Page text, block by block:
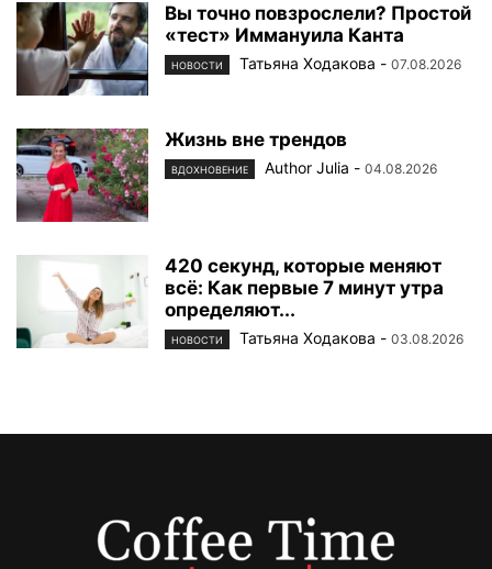
Вы точно повзрослели? Простой
«тест» Иммануила Канта
НОВОСТИ Татьяна Ходакова - 07.08.2026
Жизнь вне трендов
ВДОХНОВЕНИЕ Author Julia - 04.08.2026
420 секунд, которые меняют
всё: Как первые 7 минут утра
определяют...
НОВОСТИ Татьяна Ходакова - 03.08.2026